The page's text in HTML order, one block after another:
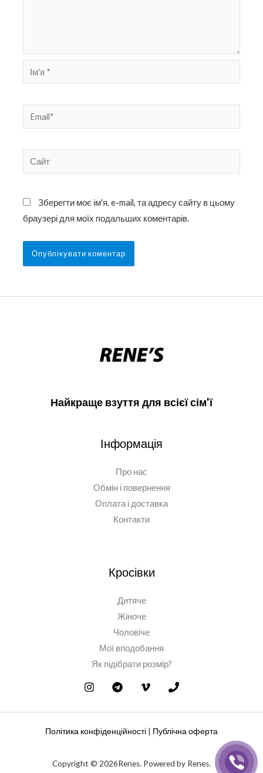
Ім'я
*
Email*
Сайт
Зберегти моє ім'я, e-mail, та адресу сайту в цьому
браузері для моїх подальших коментарів.
Найкраще взуття для всієї сім'ї
Інформація
Про нас
Обмін і повернення
Оплата і доставка
Контакти
Кросівки
Дитяче
Жіноче
Чоловіче
Мої вподобання
Як підібрати розмір?
Політика конфіденційності Публічна оферта
Copyright © 2026Renes. Powered by Renes.